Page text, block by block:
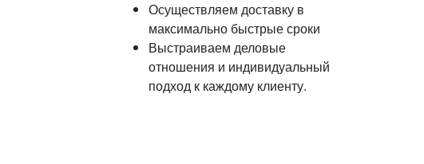
Осуществляем доставку в
максимально быстрые сроки
Выстраиваем деловые
отношения и индивидуальный
подход к каждому клиенту.